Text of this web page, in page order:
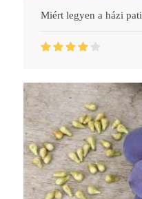
Miért legyen a házi